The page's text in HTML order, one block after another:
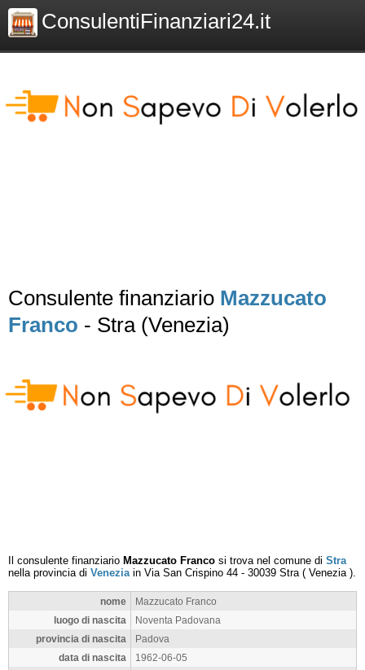
ConsulentiFinanziari24.it
Consulente finanziario Mazzucato
Franco - Stra (Venezia)
Il consulente finanziario Mazzucato Franco si trova nel comune di Stra
nella provincia di Veneziain Via San Crispino 44 - 30039 Stra( Venezia).
nome
Mazzucato Franco
luogo di nascita
Noventa Padovana
provincia di nascita
Padova
data di nascita
1962-06-05